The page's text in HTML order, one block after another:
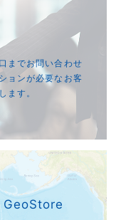
までお問い合わせ
ョンが必要なお客
ます。
GeoStore